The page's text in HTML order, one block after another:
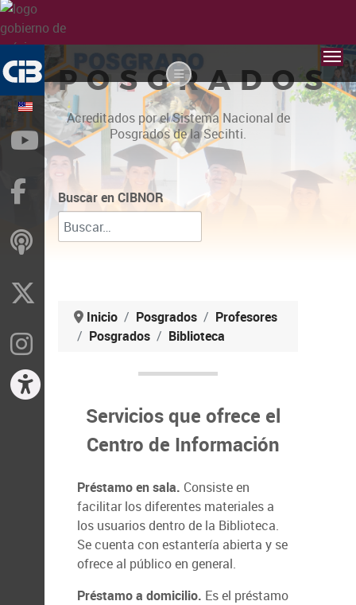
POSGRADOS
Acreditados por el Sistema Nacional de
Posgrados de la Secihti.
Buscar en CIBNOR
Inicio Posgrados
Profesores
Posgrados
Biblioteca
Servicios que ofrece el
Centro de Información
Préstamo en sala. Consiste en
facilitar los diferentes materiales a
los usuarios dentro de la Biblioteca.
Se cuenta con estantería abierta y se
ofrece al público en general.
Préstamo a domicilio. Es el préstamo
YouTube
Facebook
ivoox
Instragram